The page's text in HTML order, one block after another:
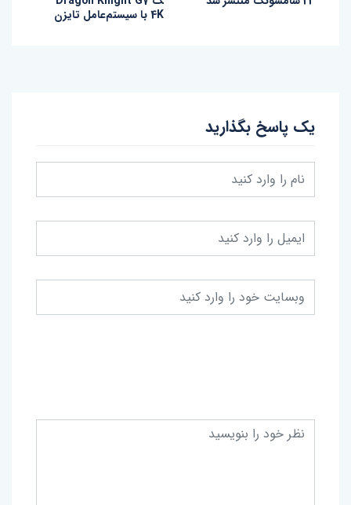
4K با سیستم‌عامل تایزن
یک پاسخ بگذارید